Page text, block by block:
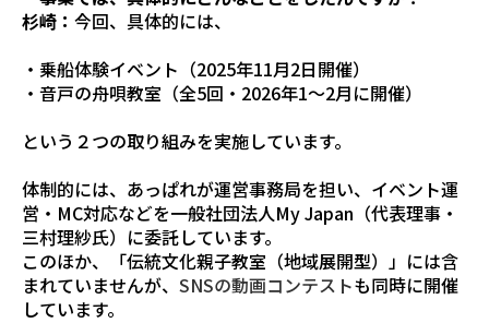
杉崎： 今回、具体的には、
・乗船体験イベント（2025年11月2日開催）
・音戸の舟唄教室（全5回・2026年1～2月に開催）
という２つの取り組みを実施しています。
体制的には、あっぱれが運営事務局を担い、イベント運
営・MC対応などを一般社団法人My Japan（代表理事・
三村理紗氏）に委託しています。
このほか、「伝統文化親子教室（地域展開型）」には含
まれていませんが、 SNSの動画コンテストも同時に開催
しています。